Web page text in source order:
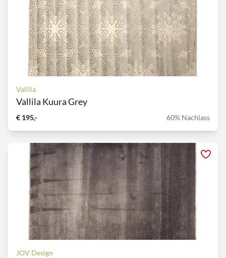
Vallila
Vallila Kuura Grey
€ 195,- 60% Nachlass
JOV Design